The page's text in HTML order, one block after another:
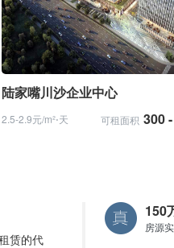
陆家嘴川沙企业中心
2.5-2.9元/m²⋅天 可租面积 300
赁的代
150
房源